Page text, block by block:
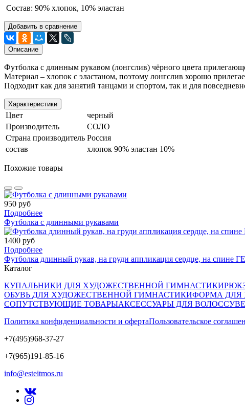
Состав: 90% хлопок, 10% эластан
Добавить в сравнение
Описание
Футболка с длинным рукавом (лонгслив) чёрного цвета
Материал – хлопок с эластаном, поэтому лонгслив хорошо
Подходит как для занятий танцами и спортом, так и для
Характеристики
Цвет
черный
Производитель
СОЛО
Страна производитель Россия
состав
хлопок 90% эластан 10%
Похожие товары
950 руб
Подробнее
Футболка с длинными рукавами
1400 руб
Подробнее
Футболка длинный рукав, на груди аппликация сердце, на
Каталог
КУПАЛЬНИКИ ДЛЯ ХУДОЖЕСТВЕННОЙ ГИМНАСТИКИ
ОБУВЬ ДЛЯ ХУДОЖЕСТВЕННОЙ ГИМНАСТИКИФОРМА ДЛЯ
СОПУТСТВУЮЩИЕ ТОВАРЫАКСЕССУАРЫ ДЛЯ ВОЛОС
Политика конфиденциальности и офертаПользовательское
+7(495)968-37-27
+7(965)191-85-16
info@esteitmos.ru